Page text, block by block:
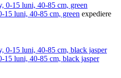
15 luni, 40-85 cm, green expediere
15 luni, 40-85 cm, black jasper